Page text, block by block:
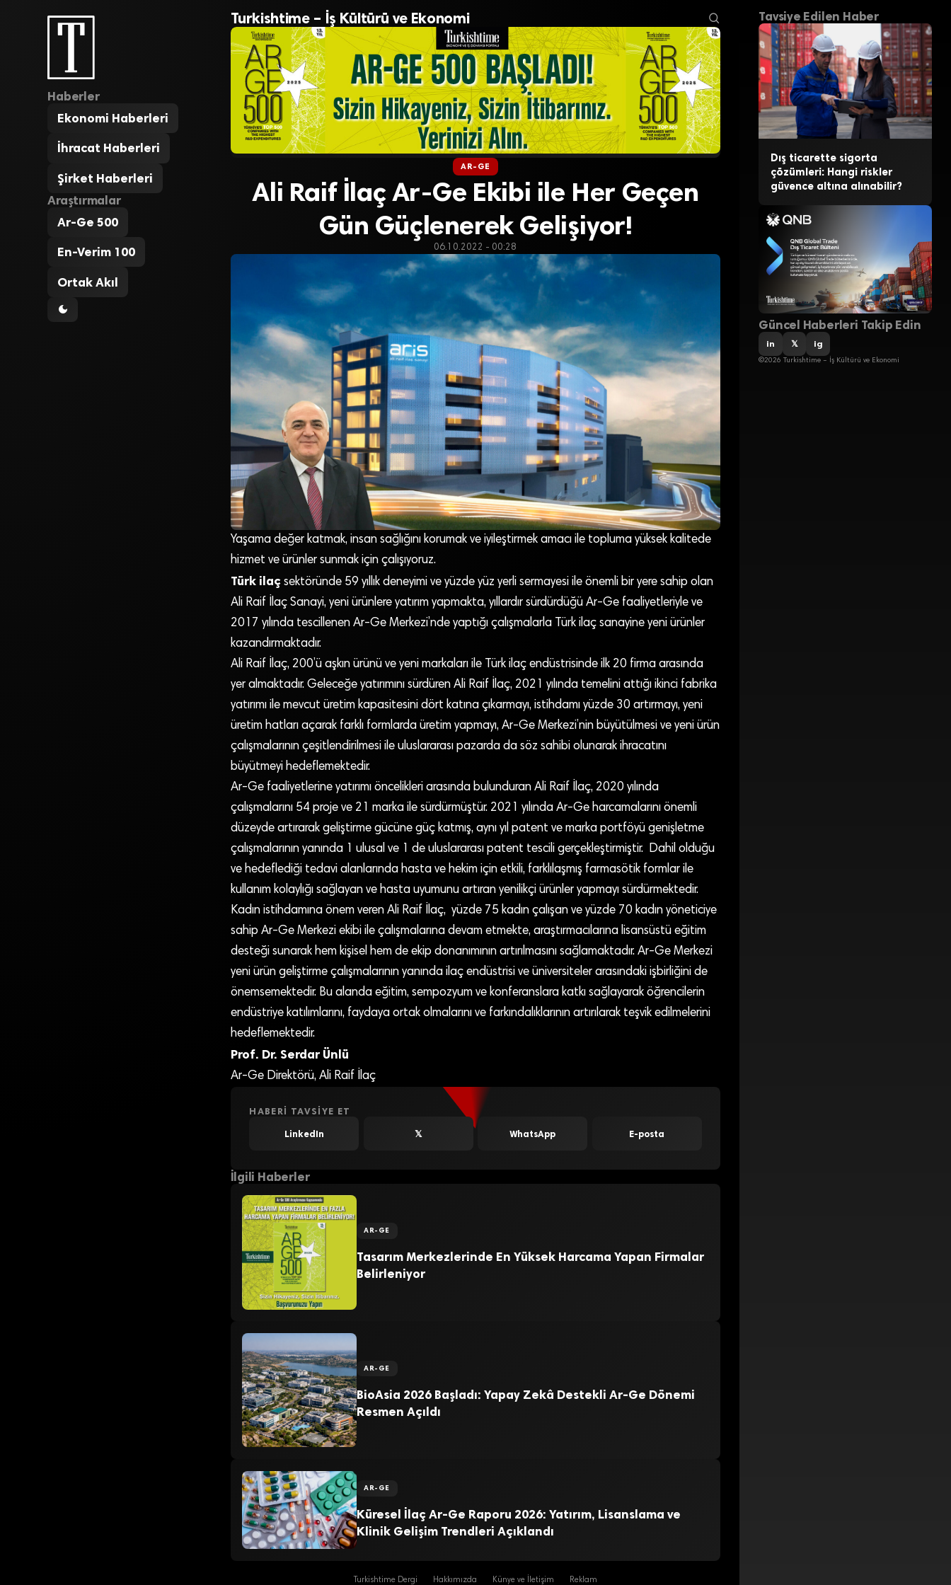
Haberler
Ekonomi Haberleri
İhracat Haberleri
Şirket Haberleri
Araştırmalar
Ar-Ge 500
En-Verim 100
Ortak Akıl
Turkishtime – İş Kültürü ve Ekonomi
AR-GE
Ali Raif İlaç Ar-Ge Ekibi ile Her Geçen
Gün Güçlenerek Gelişiyor!
06.10.2022 - 00:28
Yaşama değer katmak, insan sağlığını korumak ve iyileştirmek amacı ile topluma yüksek kalitede
hizmet ve ürünler sunmak için çalışıyoruz.
Türk ilaçsektöründe 59 yıllık deneyimi ve yüzde yüz yerli sermayesi ile önemli bir yere sahip olan
Ali Raif İlaç Sanayi, yeni ürünlere yatırım yapmakta, yıllardır sürdürdüğü Ar-Ge faaliyetleriyle ve
2017 yılında tescillenen Ar-Ge Merkezi’nde yaptığı çalışmalarla Türk ilaç sanayine yeni ürünler
kazandırmaktadır.
Ali Raif İlaç, 200’ü aşkın ürünü ve yeni markaları ile Türk ilaç endüstrisinde ilk 20 firma arasında
yer almaktadır. Geleceğe yatırımını sürdüren Ali Raif İlaç, 2021 yılında temelini attığı ikinci fabrika
yatırımı ile mevcut üretim kapasitesini dört katına çıkarmayı, istihdamı yüzde 30 artırmayı, yeni
üretim hatları açarak farklı formlarda üretim yapmayı, Ar-Ge Merkezi’nin büyütülmesi ve yeni ürün
çalışmalarının çeşitlendirilmesi ile uluslararası pazarda da söz sahibi olunarak ihracatını
büyütmeyi hedeflemektedir.
Ar-Ge faaliyetlerine yatırımı öncelikleri arasında bulunduran Ali Raif İlaç, 2020 yılında
çalışmalarını 54 proje ve 21 marka ile sürdürmüştür. 2021 yılında Ar-Ge harcamalarını önemli
düzeyde artırarak geliştirme gücüne güç katmış, aynı yıl patent ve marka portföyü genişletme
çalışmalarının yanında 1 ulusal ve 1 de uluslararası patent tescili gerçekleştirmiştir. Dahil olduğu
ve hedeflediği tedavi alanlarında hasta ve hekim için etkili, farklılaşmış farmasötik formlar ile
kullanım kolaylığı sağlayan ve hasta uyumunu artıran yenilikçi ürünler yapmayı sürdürmektedir.
Kadın istihdamına önem veren Ali Raif İlaç, yüzde 75 kadın çalışan ve yüzde 70 kadın yöneticiye
sahip Ar-Ge Merkezi ekibi ile çalışmalarına devam etmekte, araştırmacılarına lisansüstü eğitim
desteği sunarak hem kişisel hem de ekip donanımının artırılmasını sağlamaktadır. Ar-Ge Merkezi
yeni ürün geliştirme çalışmalarının yanında ilaç endüstrisi ve üniversiteler arasındaki işbirliğini de
önemsemektedir. Bu alanda eğitim, sempozyum ve konferanslara katkı sağlayarak öğrencilerin
endüstriye katılımlarını, faydaya ortak olmalarını ve farkındalıklarının artırılarak teşvik edilmelerini
hedeflemektedir.
Prof. Dr. Serdar Ünlü
Ar-Ge Direktörü, Ali Raif İlaç
HABERI TAVSIYE ET
LinkedIn 𝕏 WhatsApp E-posta
İlgili Haberler
AR-GE
Tasarım Merkezlerinde En Yüksek Harcama Yapan Firmalar
Belirleniyor
AR-GE
BioAsia 2026 Başladı: Yapay Zekâ Destekli Ar-Ge Dönemi
Resmen Açıldı
AR-GE
Küresel İlaç Ar-Ge Raporu 2026: Yatırım, Lisanslama ve
Klinik Gelişim Trendleri Açıklandı
Turkishtime Dergi Hakkımızda Künye ve İletişim Reklam
Tavsiye Edilen Haber
Dış ticarette sigorta
çözümleri: Hangi riskler
güvence altına alınabilir?
Güncel Haberleri Takip Edin
in 𝕏 ig
©2026 Turkishtime – İş Kültürü ve Ekonomi